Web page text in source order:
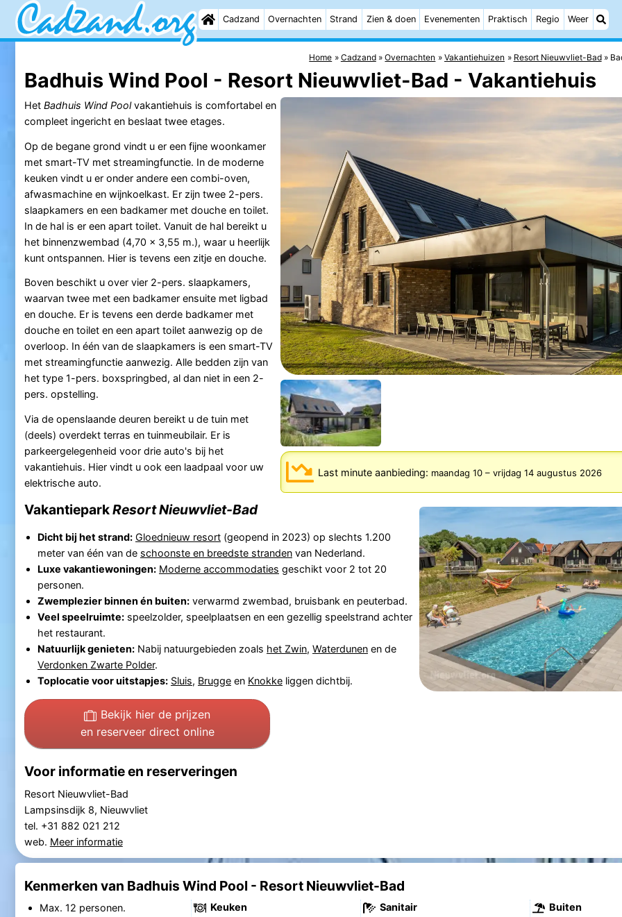
Cadzand Overnachten Strand Zien & doen Evenementen Praktisch Regio Weer
Home Cadzand Overnachten Vakantiehuizen Resort Nieuwvliet-Bad
Badhuis Wind Pool - Resort Nieuwvliet-Bad - Vakantiehuis
Last minute aanbieding: maandag 10– vrijdag 14 augustus 2026
Het Badhuis Wind Poolvakantiehuis is comfortabel en
compleet ingericht en beslaat twee etages.
Op de begane grond vindt u er een fijne woonkamer
met smart-TV met streamingfunctie. In de moderne
keuken vindt u er onder andere een combi-oven,
afwasmachine en wijnkoelkast. Er zijn twee 2-pers.
slaapkamers en een badkamer met douche en toilet.
In de hal is er een apart toilet. Vanuit de hal bereikt u
het binnenzwembad (4,70 x 3,55 m.), waar u heerlijk
kunt ontspannen. Hier is tevens een zitje en douche.
Boven beschikt u over vier 2-pers. slaapkamers,
waarvan twee met een badkamer ensuite met ligbad
en douche. Er is tevens een derde badkamer met
douche en toilet en een apart toilet aanwezig op de
overloop. In één van de slaapkamers is een smart-TV
met streamingfunctie aanwezig. Alle bedden zijn van
het type 1-pers. boxspringbed, al dan niet in een 2-
pers. opstelling.
Via de openslaande deuren bereikt u de tuin met
(deels) overdekt terras en tuinmeubilair. Er is
parkeergelegenheid voor drie auto's bij het
vakantiehuis. Hier vindt u ook een laadpaal voor uw
elektrische auto.
VakantieparkResort Nieuwvliet-Bad
Dicht bij het strand: Gloednieuw resort(geopend in 2023) op slechts 1.200
meter van één van de schoonste en breedste strandenvan Nederland.
Luxe vakantiewoningen: Moderne accommodaties geschikt voor 2 tot 20
personen.
Zwemplezier binnen én buiten:verwarmd zwembad, bruisbank en peuterbad.
Veel speelruimte:speelzolder, speelplaatsen en een gezellig speelstrand achter
het restaurant.
Natuurlijk genieten:Nabij natuurgebieden zoals het Zwin, Waterdunenen de
Verdonken Zwarte Polder.
Toplocatie voor uitstapjes: Sluis, Bruggeen Knokkeliggen dichtbij.
Bekijk hier de prijzen
en reserveer direct online
Voor informatie en reserveringen
Resort Nieuwvliet-Bad
Lampsinsdijk 8, Nieuwvliet
tel. +31 882 021 212
web. Meer informatie
Kenmerken van Badhuis Wind Pool - Resort Nieuwvliet-Bad
Max. 12 personen.
Keuken
Sanitair
Buiten